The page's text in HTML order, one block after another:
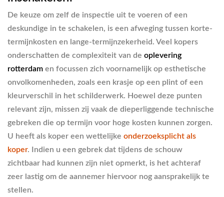
De keuze om zelf de inspectie uit te voeren of een
deskundige in te schakelen, is een afweging tussen korte-
termijnkosten en lange-termijnzekerheid. Veel kopers
onderschatten de complexiteit van de oplevering
rotterdam en focussen zich voornamelijk op esthetische
onvolkomenheden, zoals een krasje op een plint of een
kleurverschil in het schilderwerk. Hoewel deze punten
relevant zijn, missen zij vaak de dieperliggende technische
gebreken die op termijn voor hoge kosten kunnen zorgen.
U heeft als koper een wettelijke onderzoeksplicht als
koper. Indien u een gebrek dat tijdens de schouw
zichtbaar had kunnen zijn niet opmerkt, is het achteraf
zeer lastig om de aannemer hiervoor nog aansprakelijk te
stellen.